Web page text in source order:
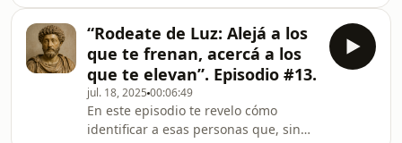
ambiciosas. A través de enseñanzas
de Marco Aurelio, Epicteto y Séneca,
descubrirás como dominar tu mente,
actuar con disciplina y transformar
cada obstáculo en un impulso.Este no
es un episodio de motivación
“Rodeate de Luz: Alejá a los
que te frenan, acercá a los
que te elevan”. Episodio #13.
jul. 18, 2025 00:06:49
En este episodio te revelo cómo
identificar a esas personas que, sin